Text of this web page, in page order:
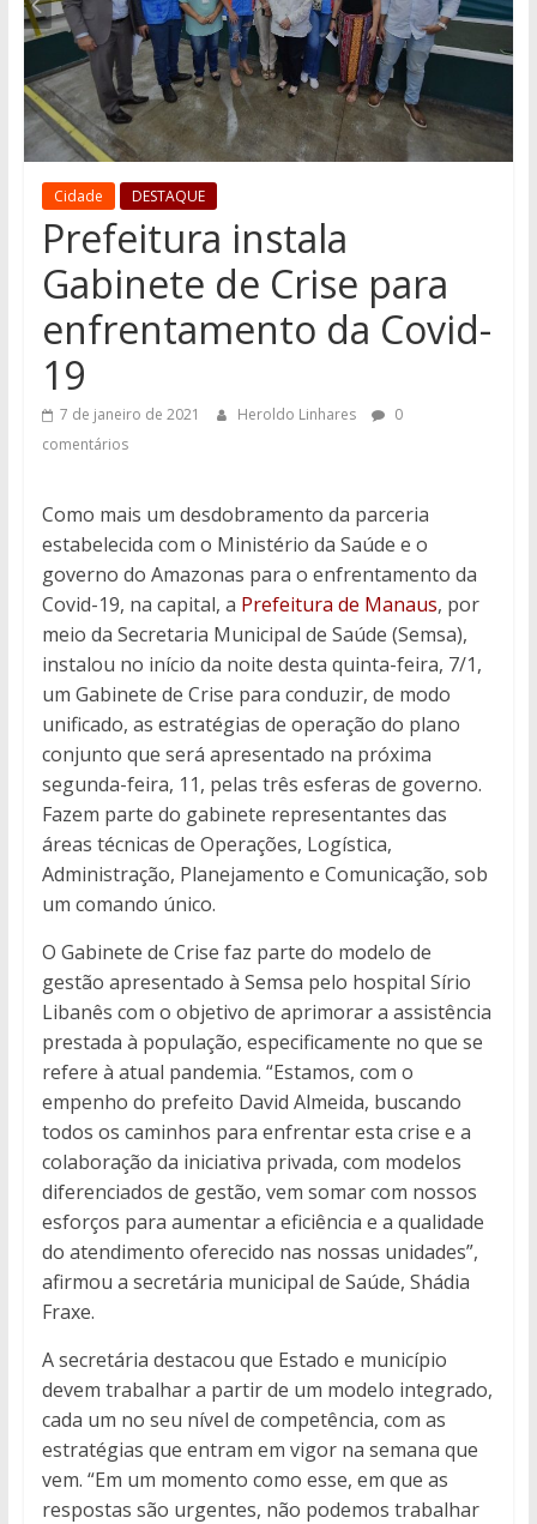
Cidade DESTAQUE
Prefeitura instala
Gabinete de Crise para
enfrentamento da Covid-
19
7 de janeiro de 2021 Heroldo Linhares
0
comentários
Como mais um desdobramento da parceria
estabelecida com o Ministério da Saúde e o
governo do Amazonas para o enfrentamento da
Covid-19, na capital, a Prefeitura de Manaus, por
meio da Secretaria Municipal de Saúde (Semsa),
instalou no início da noite desta quinta-feira, 7/1,
um Gabinete de Crise para conduzir, de modo
unificado, as estratégias de operação do plano
conjunto que será apresentado na próxima
segunda-feira, 11, pelas três esferas de governo.
Fazem parte do gabinete representantes das
áreas técnicas de Operações, Logística,
Administração, Planejamento e Comunicação, sob
um comando único.
O Gabinete de Crise faz parte do modelo de
gestão apresentado à Semsa pelo hospital Sírio
Libanês com o objetivo de aprimorar a assistência
prestada à população, especificamente no que se
refere à atual pandemia. “Estamos, com o
empenho do prefeito David Almeida, buscando
todos os caminhos para enfrentar esta crise e a
colaboração da iniciativa privada, com modelos
diferenciados de gestão, vem somar com nossos
esforços para aumentar a eficiência e a qualidade
do atendimento oferecido nas nossas unidades”,
afirmou a secretária municipal de Saúde, Shádia
Fraxe.
A secretária destacou que Estado e município
devem trabalhar a partir de um modelo integrado,
cada um no seu nível de competência, com as
estratégias que entram em vigor na semana que
vem. “Em um momento como esse, em que as
respostas são urgentes, não podemos trabalhar